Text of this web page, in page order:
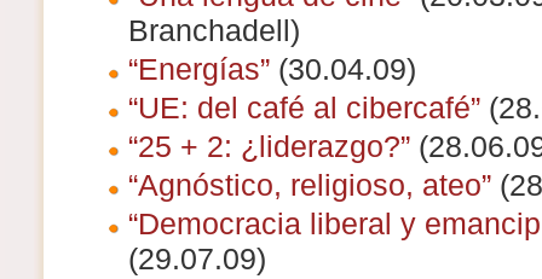
Branchadell)
“Energías”(30.04.09)
“UE: del café al cibercafé”
“25 + 2: ¿liderazgo?”
“Agnóstico, religioso, ateo”
“Democracia liberal y
(29.07.09)